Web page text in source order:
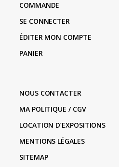
COMMANDE
SE CONNECTER
ÉDITER MON COMPTE
PANIER
NOUS CONTACTER
MA POLITIQUE / CGV
LOCATION D’EXPOSITIONS
MENTIONS LÉGALES
SITEMAP